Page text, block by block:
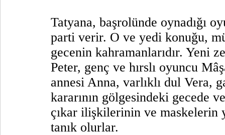
Tatyana, başrolünde oynadığı
parti verir. O ve yedi konuğu,
gecenin kahramanlarıdır. Yeni
Peter, genç ve hırslı oyuncu
annesi Anna, varlıklı dul Vera,
kararının gölgesindeki gecede
çıkar ilişkilerinin ve maskelerin
tanık olurlar.